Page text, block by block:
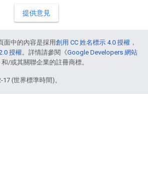
提供意見
面中的內容是採用創用 CC 姓名標示 4.0 授權 ，
授權。詳情請參閱《Google Developers 網站
/或其關聯企業的註冊商標。
17 (世界標準時間)。